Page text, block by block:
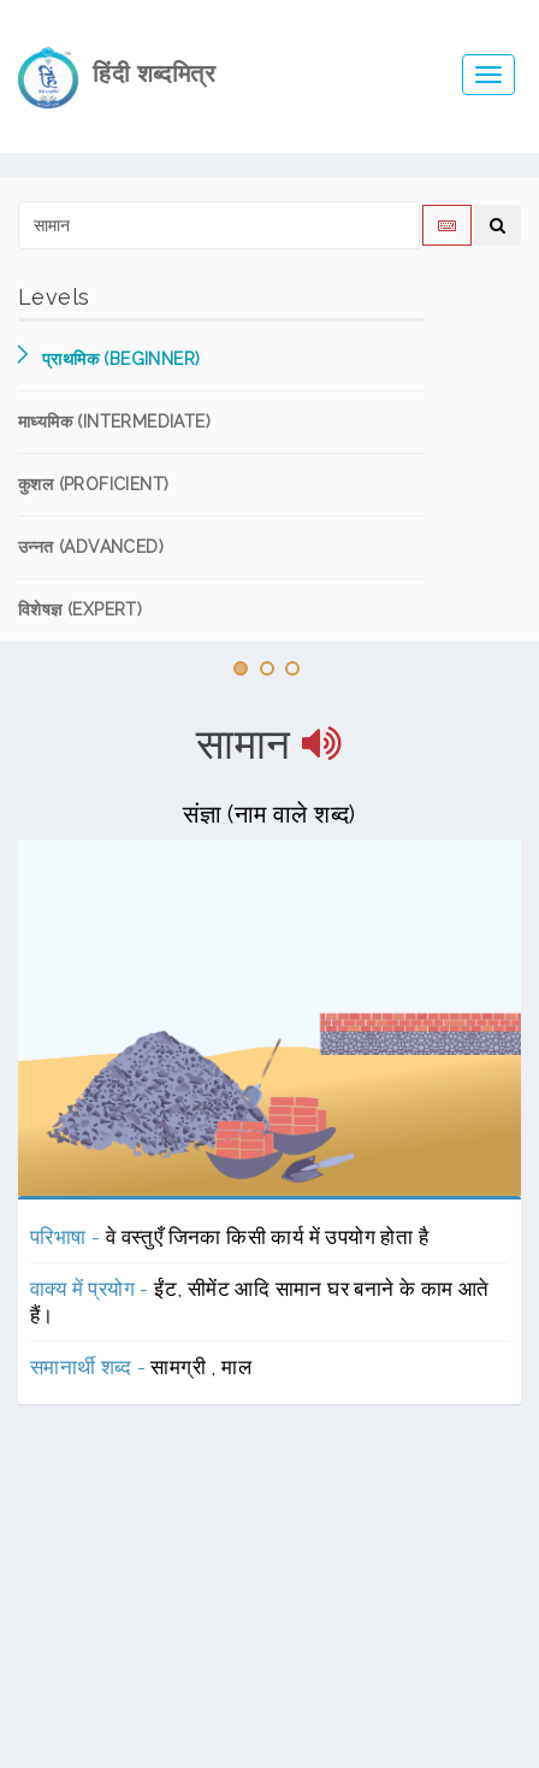
हिंदी शब्दमित्र
Levels
प्राथमिक (BEGINNER)
माध्यमिक (INTERMEDIATE)
कुशल (PROFICIENT)
उन्नत (ADVANCED)
विशेषज्ञ (EXPERT)
सामान
संज्ञा (नाम वाले शब्द)
परिभाषा -वे वस्तुएँ जिनका किसी कार्य में उपयोग होता है
वाक्य में प्रयोग -ईंट, सीमेंट आदि सामान घर बनाने के काम आते
हैं।
समानार्थी शब्द -सामग्री ,माल